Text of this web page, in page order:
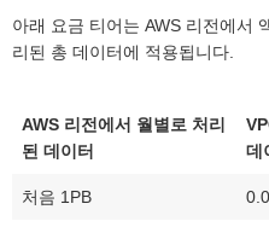
아래 요금 티어는 AWS 리전에서
리된 총 데이터에 적용됩니다.
AWS 리전에서 월별로 처리
된 데이터
데
처음 1PB